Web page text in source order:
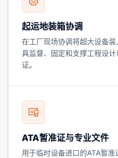
起运地装箱协调
在工厂现场协调将超大设备
具监督、固定和支撑工程设
证。
ATA暂准证与专业文件
用于临时设备进口的ATA暂